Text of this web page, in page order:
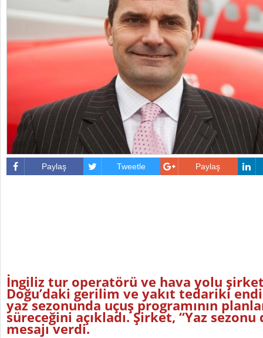
Paylaş Tweetle Paylaş
İngiliz tur operatörü ve hava yolu
Doğu’daki gerilim ve yakıt tedariki
yaz sezonunda uçuş programının
süreceğini açıkladı. Şirket, “Yaz
mesajı verdi.